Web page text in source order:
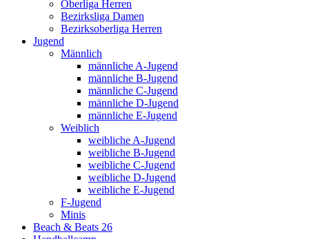
Oberliga Herren
Bezirksliga Damen
Bezirksoberliga Herren
Jugend
Männlich
männliche A-Jugend
männliche B-Jugend
männliche C-Jugend
männliche D-Jugend
männliche E-Jugend
Weiblich
weibliche A-Jugend
weibliche B-Jugend
weibliche C-Jugend
weibliche D-Jugend
weibliche E-Jugend
F-Jugend
Minis
Beach & Beats 26